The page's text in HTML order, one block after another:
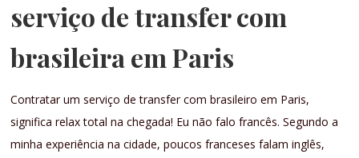
serviço de transfer com
brasileira em Paris
Contratar um serviço de transfer com brasileiro em Paris,
significa relax total na chegada! Eu não falo francês. Segundo a
minha experiência na cidade, poucos franceses falam inglês,